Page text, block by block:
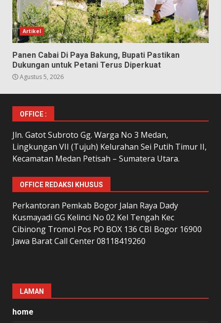
Artikel
Panen Cabai Di Paya Bakung, Bupati Pastikan
Dukungan untuk Petani Terus Diperkuat
Agustus 5, 2026
OFFICE :
Jln. Gatot Subroto Gg. Warga No 3 Medan,
Lingkungan VII (Tujuh) Kelurahan Sei Putih Timur II,
Kecamatan Medan Petisah – Sumatera Utara.
OFFICE REDAKSI KHUSUS
Perkantoran Pemkab Bogor Jalan Raya Dady
Kusmayadi GG Kelinci No 02 Kel Tengah Kec
Cibinong Tromol Pos PO BOX 136 CBI Bogor 16900
Jawa Barat Call Center 08118419260
LAMAN
home